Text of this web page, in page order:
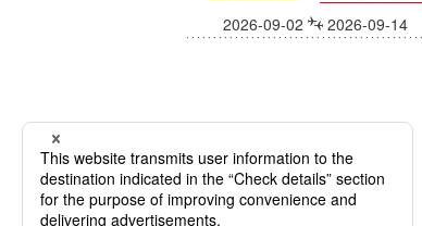
2026-09-02 2026-09-14